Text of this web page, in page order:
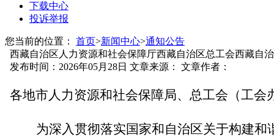
下载中心
投诉举报
您当前的位置： 首页>新闻中心>通知公告
西藏自治区人力资源和社会保障厅西藏自治区总工会西藏自
发布时间：2026年05月28日 文章来源： 文章作者：
各地市人力资源和社会保障局、 总工会 （工
为深入贯彻落实国家和自治区关于构建和